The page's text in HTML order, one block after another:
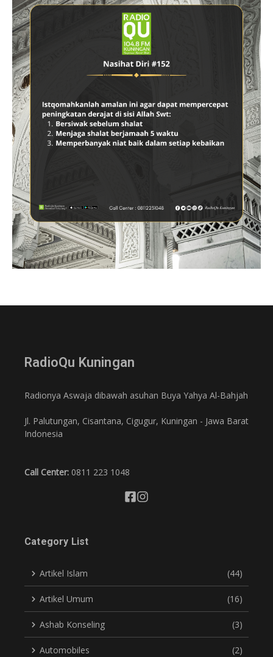
RadioQu Kuningan
Radionya Aswaja dibawah asuhan Buya Yahya Al-Bahjah
Jl. Palutungan, Cisantana, Cigugur, Kuningan - Jawa Barat
Indonesia
Call Center: 0811 223 1048
Category List
Artikel Islam (44)
Artikel Umum (16)
Ashab Konseling (3)
Automobiles (2)